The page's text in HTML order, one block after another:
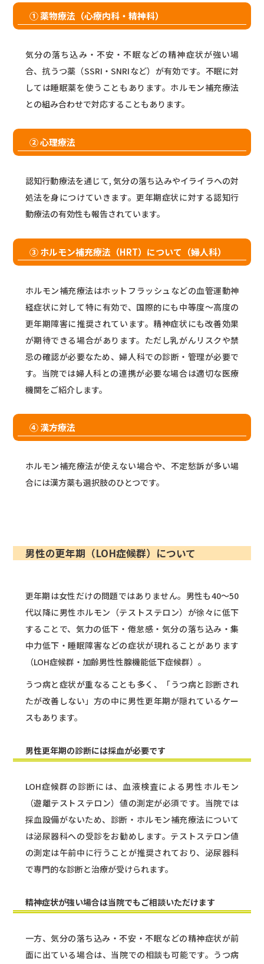
① 薬物療法（心療内科・精神科）
気分の落ち込み・不安・不眠などの精神症状が強い場
合、抗うつ薬（SSRI・SNRIなど）が有効です。不眠に対
しては睡眠薬を使うこともあります。ホルモン補充療法
との組み合わせで対応することもあります。
② 心理療法
認知行動療法を通じて, 気分の落ち込みやイライラへの対
処法を身につけていきます。更年期症状に対する認知行
動療法の有効性も報告されています。
③ ホルモン補充療法（HRT）について（婦人科）
ホルモン補充療法はホットフラッシュなどの血管運動神
経症状に対して特に有効で、国際的にも中等度〜高度の
更年期障害に推奨されています。精神症状にも改善効果
が期待できる場合があります。ただし乳がんリスクや禁
忌の確認が必要なため、婦人科での診断・管理が必要で
す。当院では婦人科との連携が必要な場合は適切な医療
機関をご紹介します。
④ 漢方療法
ホルモン補充療法が使えない場合や、不定愁訴が多い場
合には漢方薬も選択肢のひとつです。
男性の更年期（LOH症候群）について
更年期は女性だけの問題ではありません。男性も40〜50
代以降に男性ホルモン（テストステロン）が徐々に低下
することで、気力の低下・倦怠感・気分の落ち込み・集
中力低下・睡眠障害などの症状が現れることがあります
（LOH症候群・加齢男性性腺機能低下症候群）。
うつ病と症状が重なることも多く、「うつ病と診断され
たが改善しない」方の中に男性更年期が隠れているケー
スもあります。
男性更年期の診断には採血が必要です
LOH症候群の診断には、血液検査による男性ホルモン
（遊離テストステロン）値の測定が必須です。当院では
採血設備がないため、診断・ホルモン補充療法について
は泌尿器科への受診をお勧めします。テストステロン値
の測定は午前中に行うことが推奨されており、泌尿器科
で専門的な診断と治療が受けられます。
精神症状が強い場合は当院でもご相談いただけます
一方、気分の落ち込み・不安・不眠などの精神症状が前
面に出ている場合は、当院での相談も可能です。うつ病